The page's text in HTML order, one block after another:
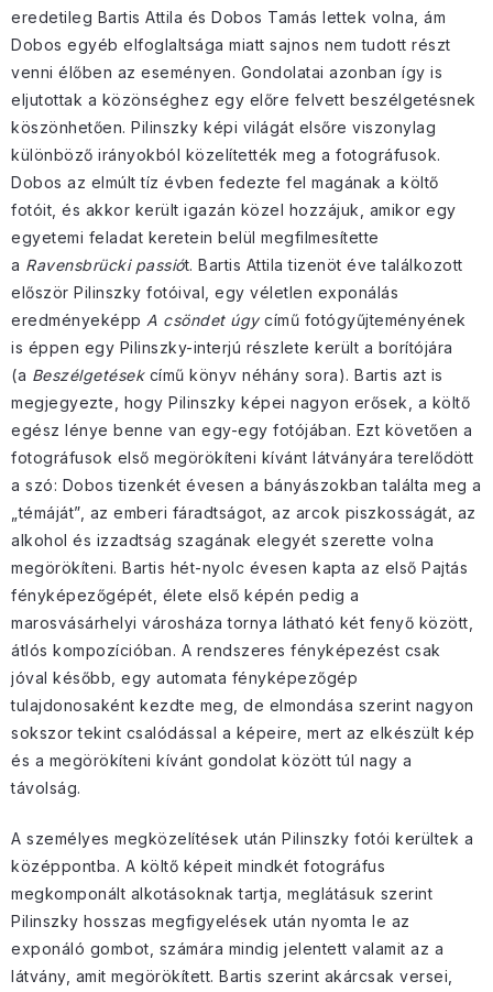
eredetileg Bartis Attila és Dobos Tamás lettek volna, ám
Dobos egyéb elfoglaltsága miatt sajnos nem tudott részt
venni élőben az eseményen. Gondolatai azonban így is
eljutottak a közönséghez egy előre felvett beszélgetésnek
köszönhetően. Pilinszky képi világát elsőre viszonylag
különböző irányokból közelítették meg a fotográfusok.
Dobos az elmúlt tíz évben fedezte fel magának a költő
fotóit, és akkor került igazán közel hozzájuk, amikor egy
egyetemi feladat keretein belül megfilmesítette
a Ravensbrücki passiót. Bartis Attila tizenöt éve találkozott
először Pilinszky fotóival, egy véletlen exponálás
eredményeképp A csöndet úgycímű fotógyűjteményének
is éppen egy Pilinszky-interjú részlete került a borítójára
(a Beszélgetésekcímű könyv néhány sora). Bartis azt is
megjegyezte, hogy Pilinszky képei nagyon erősek, a költő
egész lénye benne van egy-egy fotójában. Ezt követően a
fotográfusok első megörökíteni kívánt látványára terelődött
a szó: Dobos tizenkét évesen a bányászokban találta meg a
„témáját”, az emberi fáradtságot, az arcok piszkosságát, az
alkohol és izzadtság szagának elegyét szerette volna
megörökíteni. Bartis hét-nyolc évesen kapta az első Pajtás
fényképezőgépét, élete első képén pedig a
marosvásárhelyi városháza tornya látható két fenyő között,
átlós kompozícióban. A rendszeres fényképezést csak
jóval később, egy automata fényképezőgép
tulajdonosaként kezdte meg, de elmondása szerint nagyon
sokszor tekint csalódással a képeire, mert az elkészült kép
és a megörökíteni kívánt gondolat között túl nagy a
távolság.
A személyes megközelítések után Pilinszky fotói kerültek a
középpontba. A költő képeit mindkét fotográfus
megkomponált alkotásoknak tartja, meglátásuk szerint
Pilinszky hosszas megfigyelések után nyomta le az
exponáló gombot, számára mindig jelentett valamit az a
látvány, amit megörökített. Bartis szerint akárcsak versei,